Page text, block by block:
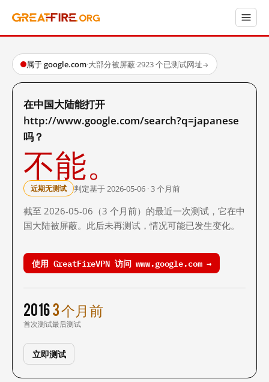
属于 google.com·大部分被屏蔽·2923 个已测试网址→
在中国大陆能打开
http://www.google.com/search?q=japanese
吗？
不能。
近期无测试 判定基于 2026-05-06 · 3 个月前
截至 2026-05-06（3 个月前）的最近一次测试，它在中
国大陆被屏蔽。此后未再测试，情况可能已发生变化。
使用 GreatFireVPN 访问 www.google.com →
2016
首次测试
3 个月前
最后测试
立即测试